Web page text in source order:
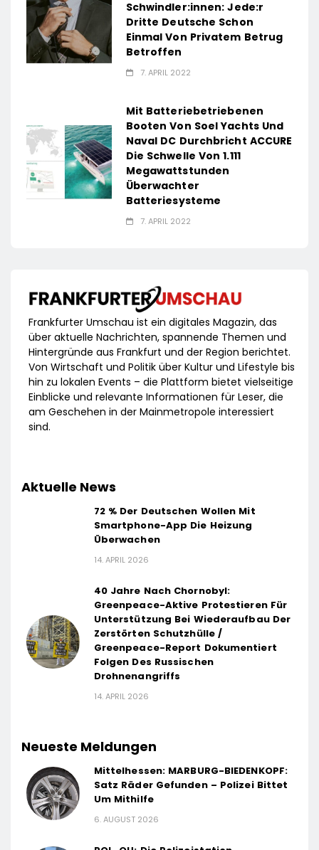
Schwindler:innen: Jede:r
Dritte Deutsche Schon
Einmal Von Privatem Betrug
Betroffen
7. APRIL 2022
Mit Batteriebetriebenen
Booten Von Soel Yachts Und
Naval DC Durchbricht ACCURE
Die Schwelle Von 1.111
Megawattstunden
Überwachter
Batteriesysteme
7. APRIL 2022
Frankfurter Umschau ist ein digitales Magazin, das
über aktuelle Nachrichten, spannende Themen und
Hintergründe aus Frankfurt und der Region berichtet.
Von Wirtschaft und Politik über Kultur und Lifestyle bis
hin zu lokalen Events – die Plattform bietet vielseitige
Einblicke und relevante Informationen für Leser, die
am Geschehen in der Mainmetropole interessiert
sind.
Aktuelle News
72 % Der Deutschen Wollen Mit
Smartphone-App Die Heizung
Überwachen
14. APRIL 2026
40 Jahre Nach Chornobyl:
Greenpeace-Aktive Protestieren Für
Unterstützung Bei Wiederaufbau Der
Zerstörten Schutzhülle /
Greenpeace-Report Dokumentiert
Folgen Des Russischen
Drohnenangriffs
14. APRIL 2026
Neueste Meldungen
Mittelhessen: MARBURG-BIEDENKOPF:
Satz Räder Gefunden – Polizei Bittet
Um Mithilfe
6. AUGUST 2026